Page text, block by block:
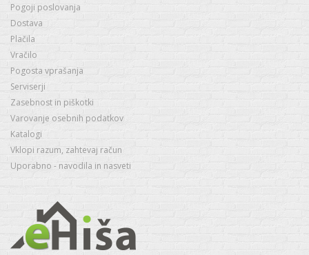
Pogoji poslovanja
Dostava
Plačila
Vračilo
Pogosta vprašanja
Serviserji
Zasebnost in piškotki
Varovanje osebnih podatkov
Katalogi
Vklopi razum, zahtevaj račun
Uporabno - navodila in nasveti